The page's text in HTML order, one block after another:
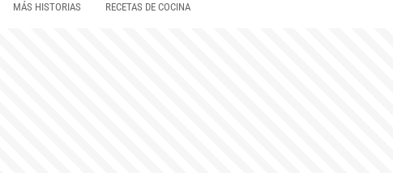
MÁS HISTORIAS RECETAS DE COCINA